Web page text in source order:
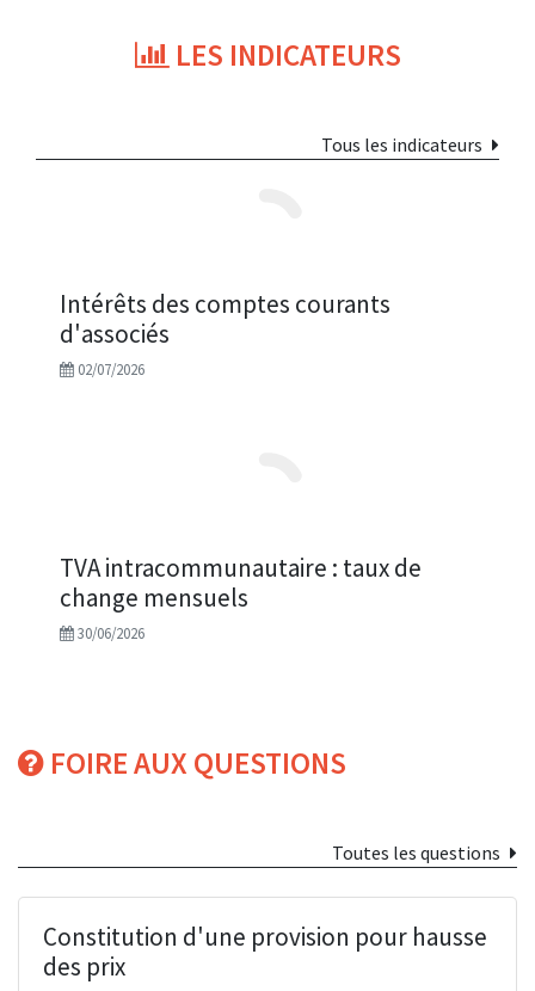
LES INDICATEURS
Tous les indicateurs
Intérêts des comptes courants
d'associés
02/07/2026
TVA intracommunautaire : taux de
change mensuels
30/06/2026
FOIRE AUX QUESTIONS
Toutes les questions
Constitution d'une provision pour hausse
des prix